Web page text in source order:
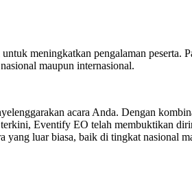
meningkatkan pengalaman
maupun internasional.
acara Anda. Dengan
Eventify EO telah membuktikan
yang luar biasa, baik di tingkat nasional